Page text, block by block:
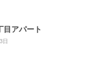
目アパート
日